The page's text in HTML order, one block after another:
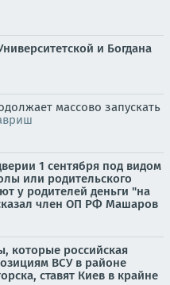
и Богдана
массово запускать
1 сентября под видом
или родительского
у родителей деньги "на
член ОП РФ Машаров
которые российская
ВСУ в районе
ставят Киев в крайне